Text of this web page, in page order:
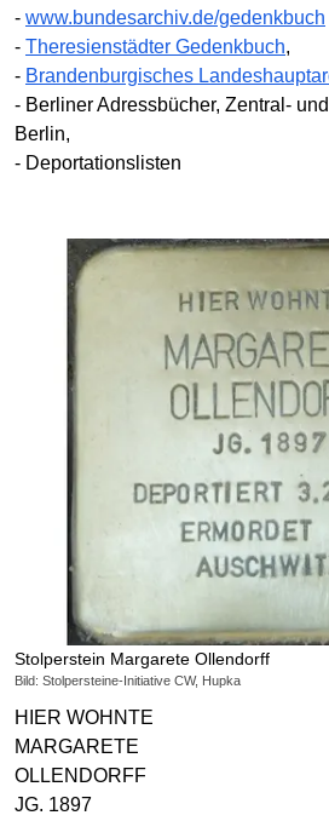
- www.bundesarchiv.de/gedenkbuch
- Theresienstädter Gedenkbuch,
- Brandenburgisches
- Berliner Adressbücher, Zentral-
Berlin,
- Deportationslisten
Stolperstein Margarete Ollendorff
Bild: Stolpersteine-Initiative CW, Hupka
HIER WOHNTE
MARGARETE
OLLENDORFF
JG. 1897